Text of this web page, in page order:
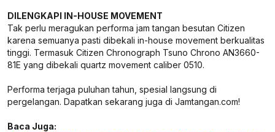
DILENGKAPI IN-HOUSE MOVEMENT
Tak perlu meragukan performa jam tangan besutan Citizen
karena semuanya pasti dibekali in-house movement berkualitas
tinggi. Termasuk Citizen Chronograph Tsuno Chrono AN3660-
81E yang dibekali quartz movement caliber 0510.
Performa terjaga puluhan tahun, spesial langsung di
pergelangan. Dapatkan sekarang juga di Jamtangan.com!
Baca Juga: